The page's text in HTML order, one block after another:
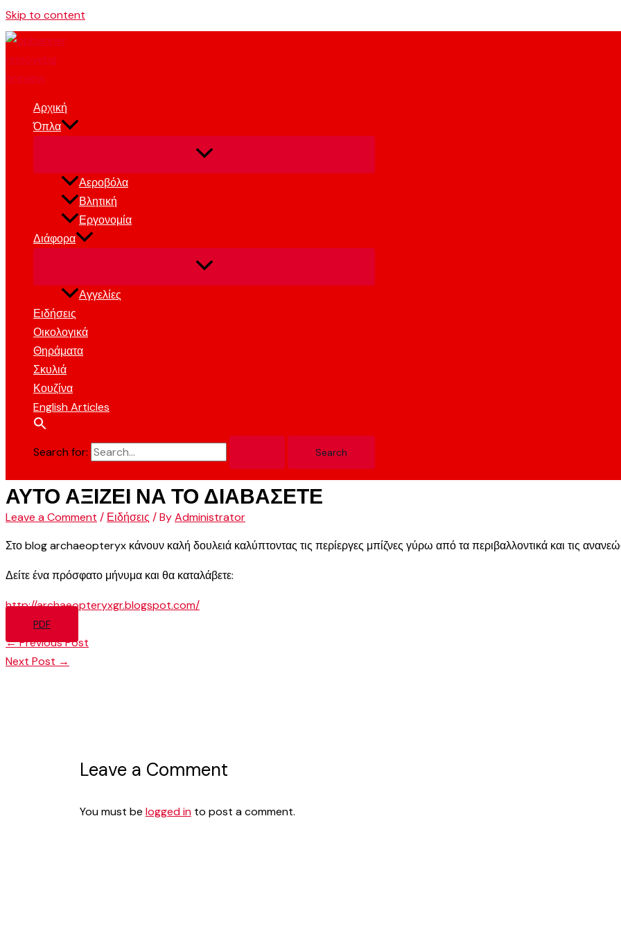
Skip to content
Αρχική
Όπλα
Αεροβόλα
Βλητική
Εργονομία
Διάφορα
Αγγελίες
Ειδήσεις
Οικολογικά
Θηράματα
Σκυλιά
Κουζίνα
English Articles
Search for:
ΑΥΤΟ ΑΞΙΖΕΙ ΝΑ ΤΟ ΔΙΑΒΑΣΕΤΕ
Leave a Comment / Ειδήσεις / ByAdministrator
Στο blog archaeopteryx κάνουν καλή δουλειά καλύπτοντας τις περίεργες μπίζνες γύρω από τα περιβαλλοντικά και τις
Δείτε ένα πρόσφατο μήνυμα και θα καταλάβετε:
http://archaeopteryxgr.blogspot.com/
PDF
←Previous Post
Next Post →
Leave a Comment
You must be logged into post a comment.